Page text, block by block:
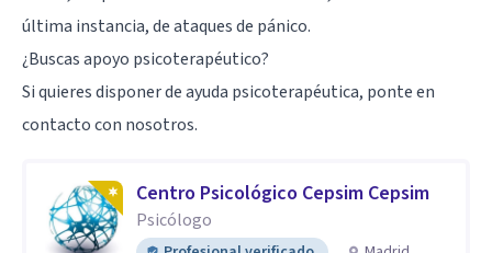
última instancia, de ataques de pánico.
¿Buscas apoyo psicoterapéutico?
Si quieres disponer de ayuda psicoterapéutica, ponte en
contacto con nosotros.
Centro Psicológico Cepsim Cepsim
Psicólogo